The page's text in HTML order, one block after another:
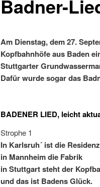
Badner-
Am Dienstag, dem 27.
Kopfbahnhöfe aus Baden
Stuttgarter
Dafür wurde sogar das
BADENER LIED, leicht
Strophe 1
In Karlsruh´ ist die
in Mannheim die Fabrik
in Stuttgart steht der
und das ist Badens Glück.